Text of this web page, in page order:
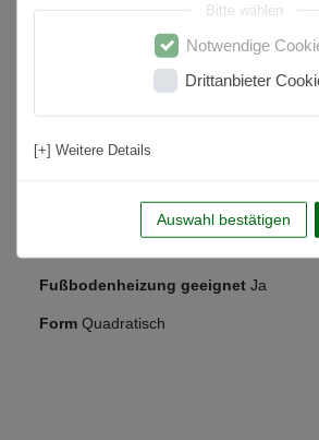
Matt
Anthrazit
Nutzungsbereich
Boden & Wand
Fußbodenheizung geeignet Ja
Form Quadratisch
Bitte wählen
Notwendige
Drittanbieter
[+] Weitere Details
Auswahl bestätigen